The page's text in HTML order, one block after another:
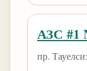
АЗС #1
пр.